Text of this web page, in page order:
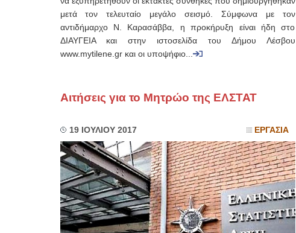
μετά τον τελευταίο μεγάλο σεισμό. Σύμφωνα με τον
αντιδήμαρχο Ν. Καρασάββα, η προκήρυξη είναι ήδη στο
ΔΙΑΥΓΕΙΑ και στην ιστοσελίδα του Δήμου Λέσβου
www.mytilene.gr και οι υποψήφιο...
Αιτήσεις για το Μητρώο της ΕΛΣΤΑΤ
19 ΙΟΥΛΙΟΥ 2017 ΕΡΓΑΣΙΑ